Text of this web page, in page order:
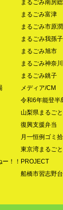
まるごみ南房総
まるごみ富津
まるごみ市原
まるごみ我孫子
まるごみ旭市
まるごみ神奈川
まるごみ銚子
メディア/CM
令和6年能登半
山梨県まるご
復興支援弁当
月一恒例ゴミ
東京湾まるご
ー！！PROJECT
船橋市習志野台